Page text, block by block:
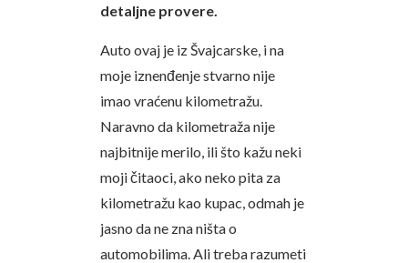
detaljne provere.
Auto ovaj je iz Švajcarske, i na
moje iznenđenje stvarno nije
imao vraćenu kilometražu.
Naravno da kilometraža nije
najbitnije merilo, ili što kažu neki
moji čitaoci, ako neko pita za
kilometražu kao kupac, odmah je
jasno da ne zna ništa o
automobilima. Ali treba razumeti